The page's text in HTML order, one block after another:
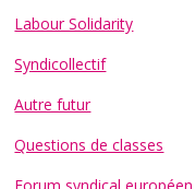
Labour Solidarity
Syndicollectif
Autre futur
Questions de classes